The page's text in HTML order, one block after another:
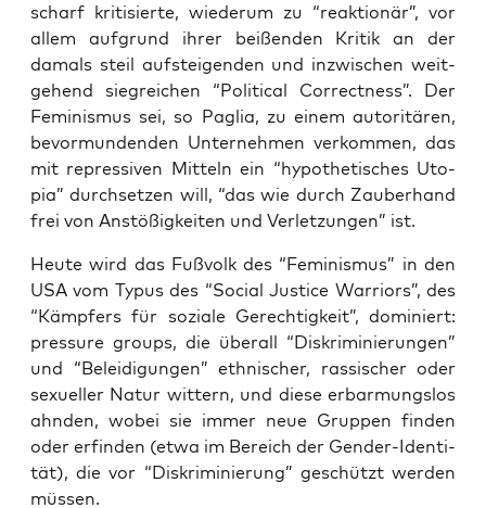
scharf kri­ti­sier­te, wie­der­um zu “reak­tio­när”, vor
allem auf­grund ihrer bei­ßen­den Kri­tik an der
damals steil auf­stei­gen­den und inzwi­schen weit­
ge­hend sieg­rei­chen “Poli­ti­cal Cor­rect­ness”. Der
Femi­nis­mus sei, so Paglia, zu einem auto­ri­tä­ren,
bevor­mun­den­den Unter­neh­men ver­kom­men, das
mit repres­si­ven Mit­teln ein “hypo­the­ti­sches Uto­
pia” durch­set­zen will, “das wie durch Zau­ber­hand
frei von Anstö­ßig­kei­ten und Ver­let­zun­gen” ist.
Heu­te wird das Fuß­volk des “Femi­nis­mus” in den
USA vom Typus des “Social Jus­ti­ce War­ri­ors”, des
“Kämp­fers für sozia­le Gerech­tig­keit”, domi­niert:
pres­su­re groups, die über­all “Dis­kri­mi­nie­run­gen”
und “Belei­di­gun­gen” eth­ni­scher, ras­si­scher oder
sexu­el­ler Natur wit­tern, und die­se erbar­mungs­los
ahn­den, wobei sie immer neue Grup­pen fin­den
oder erfin­den (etwa im Bereich der Gen­der-Iden­ti­
tät), die vor “Dis­kri­mi­nie­rung” geschützt wer­den
müssen.